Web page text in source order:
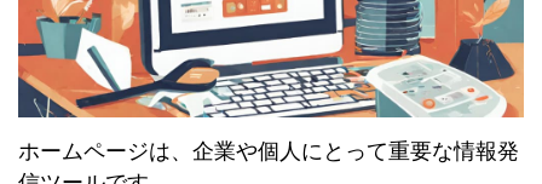
ホームページは、企業や個人にとって重要な情報発